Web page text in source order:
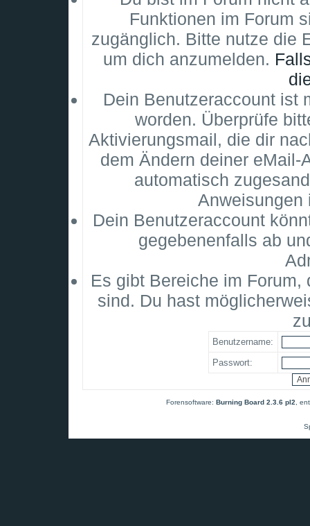
Funktionen im Forum
zugänglich. Bitte nutze die
um dich anzumelden.
Dein Benutzeraccount ist
worden. Überprüfe
Aktivierungsmail, die dir
dem Ändern deiner eMail-
automatisch
Anweisungen
Dein Benutzeraccount
gegebenenfalls ab
Es gibt Bereiche im
sind. Du hast
Benutzername:
Passwort:
Forensoftware: Burning Board 2.3.6 pl2 ,